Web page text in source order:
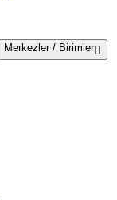
Merkezler / Birimler